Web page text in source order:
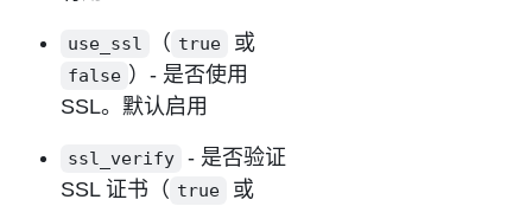
use_ssl （ true 或
false ）- 是否使用
SSL。默认启用
ssl_verify
- 是否验证
SSL 证书（ true 或